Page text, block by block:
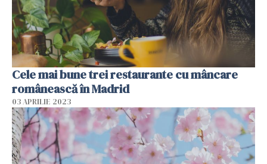
Cele mai bune trei restaurante cu mâncare
românească în Madrid
03 APRILIE 2023